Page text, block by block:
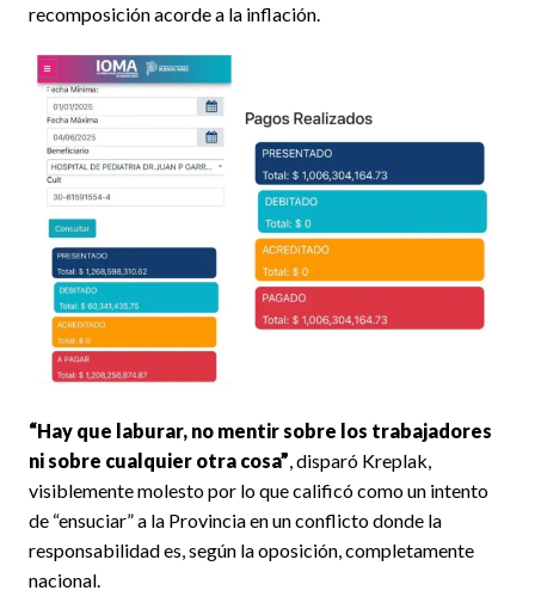
recomposición acorde a la inflación.
“Hay que laburar, no mentir sobre los trabajadores
ni sobre cualquier otra cosa”, disparó Kreplak,
visiblemente molesto por lo que calificó como un intento
de “ensuciar” a la Provincia en un conflicto donde la
responsabilidad es, según la oposición, completamente
nacional.